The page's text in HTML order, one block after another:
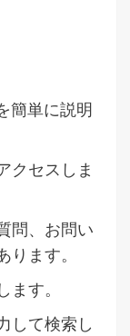
簡単に説明
クセスしま
問、お問い
ます。
す。
して検索し